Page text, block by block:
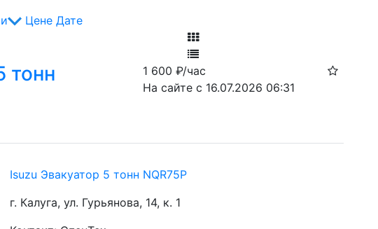
Цене Дате
тонн
1 600₽/час
На сайте с 16.07.2026 06:31
Isuzu Эвакуатор 5 тонн NQR75P
г. Калуга, ул. Гурьянова, 14, к. 1